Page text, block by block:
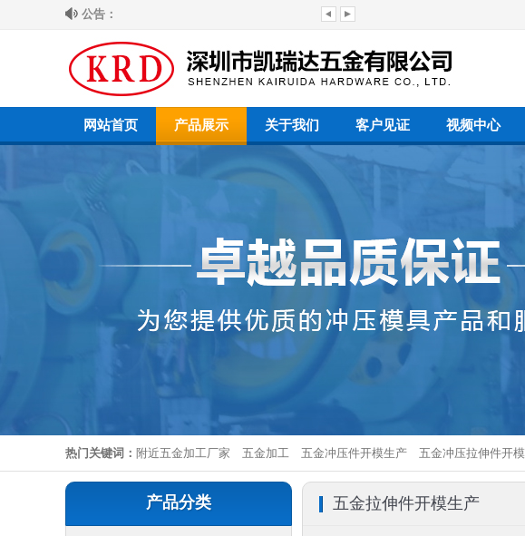
公告：
网站首页 产品展示 关于我们 客户见证 视频中心
热门关键词： 附近五金加工厂家 五金加工 五金冲压件开模生产 五金冲压拉伸件开模
产品分类 五金拉伸件开模生产